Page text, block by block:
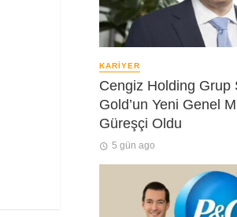
KARIYER
Cengiz Holding Grup
Gold’un Yeni Genel
Güreşçi Oldu
5 gün ago